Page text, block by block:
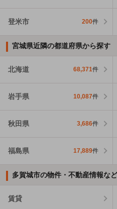
登米市 200件
宮城県近隣の都道府県から探す
北海道 68,371件
岩手県 10,087件
秋田県 3,686件
福島県 17,889件
多賀城市の物件・不動産情報な
賃貸